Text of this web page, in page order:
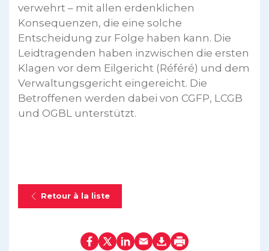
verwehrt – mit allen erdenklichen
Konsequenzen, die eine solche
Entscheidung zur Folge haben kann. Die
Leidtragenden haben inzwischen die ersten
Klagen vor dem Eilgericht (Référé) und dem
Verwaltungsgericht eingereicht. Die
Betroffenen werden dabei von CGFP, LCGB
und OGBL unterstützt.
Retour à la liste